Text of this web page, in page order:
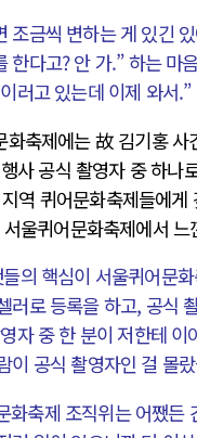
조금씩 변하는 게 있긴
한다고? 안 가.” 하는 마
러고 있는데 이제 와서.”
화축제에는 故 김기홍 사
사 공식 촬영자 중 하나
역 퀴어문화축제들에게
울퀴어문화축제에서
의 핵심이 서울퀴어문
러로 등록을 하고, 공식
자 중 한 분이 저한테 이
이 공식 촬영자인 걸 몰
화축제 조직위는 어쨌든